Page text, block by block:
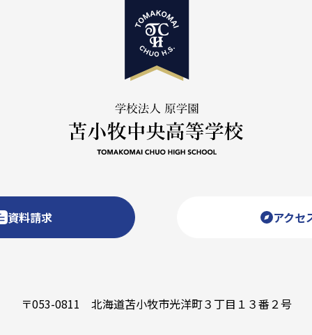
資料請求 アクセ
〒053-0811 北海道苫小牧市光洋町３丁目１３番２号